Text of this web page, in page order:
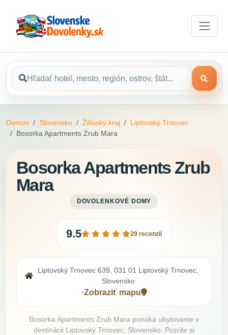
Domov Slovensko Žilinský kraj
Liptovský Trnovec
Bosorka Apartments Zrub Mara
Bosorka Apartments Zrub
Mara
DOVOLENKOVÉ DOMY
9.5 29 recenzií
Liptovský Trnovec 639, 031 01 Liptovský Trnovec,
Slovensko
•Zobraziť mapu
Bosorka Apartments Zrub Mara ponúka ubytovanie v
destinácii Liptovský Trnovec, Slovensko. Pozrite si